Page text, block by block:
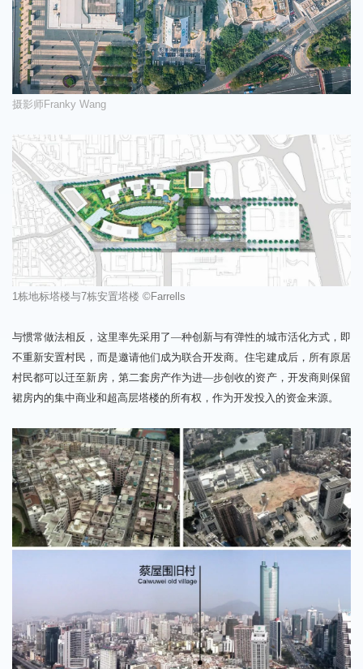
摄影师Franky Wang
1栋地标塔楼与7栋安置塔楼 ©Farrells
与惯常做法相反，这里率先采用了—种创新与有弹性的城市活化方式，即
不重新安置村民，而是邀请他们成为联合开发商。住宅建成后，所有原居
村民都可以迁至新房，第二套房产作为进—步创收的资产，开发商则保留
裙房内的集中商业和超高层塔楼的所有权，作为开发投入的资金来源。